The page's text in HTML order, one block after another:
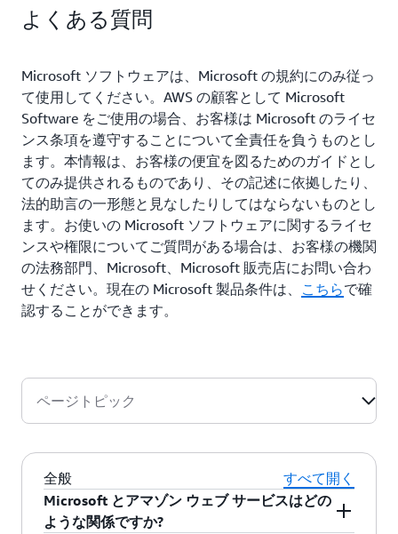
よくある質問
Microsoft ソフトウェアは、Microsoft の規約にのみ従っ
て使用してください。AWS の顧客として Microsoft
Software をご使用の場合、お客様は Microsoft のライセ
ンス条項を遵守することについて全責任を負うものとし
ます。本情報は、お客様の便宜を図るためのガイドとし
てのみ提供されるものであり、その記述に依拠したり、
法的助言の一形態と見なしたりしてはならないものとし
ます。お使いの Microsoft ソフトウェアに関するライセ
ンスや権限についてご質問がある場合は、お客様の機関
の法務部門、Microsoft、Microsoft 販売店にお問い合わ
せください。現在の Microsoft 製品条件は、 こちらで確
認することができます。
ページトピック
全般
すべて開く
Microsoft とアマゾン ウェブ サービスはどの
ような関係ですか?